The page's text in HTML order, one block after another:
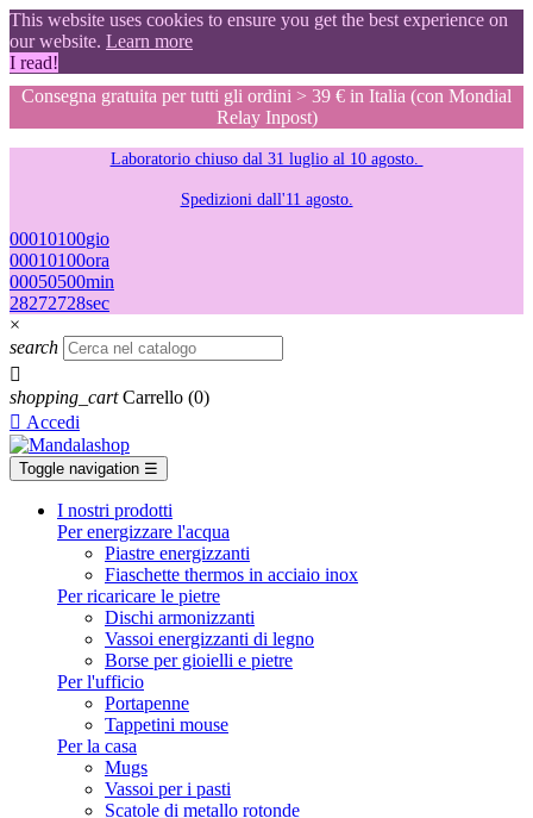
This website uses cookies to ensure you get the best experience on
our website. Learn more
I read!
Consegna gratuita per tutti gli ordini > 39 € in Italia (con Mondial
Relay Inpost)
Laboratorio chiuso dal 31 luglio al 10 agosto.
Spedizioni dall'11 agosto.
00010100gio
00010100ora
00050500min
27262627sec
×
search

shopping_cart Carrello (0)
 Accedi
Toggle navigation ☰
I nostri prodotti
Per energizzare l'acqua
Piastre energizzanti
Fiaschette thermos in acciaio inox
Per ricaricare le pietre
Dischi armonizzanti
Vassoi energizzanti di legno
Borse per gioielli e pietre
Per l'ufficio
Portapenne
Tappetini mouse
Per la casa
Mugs
Vassoi per i pasti
Scatole di metallo rotonde